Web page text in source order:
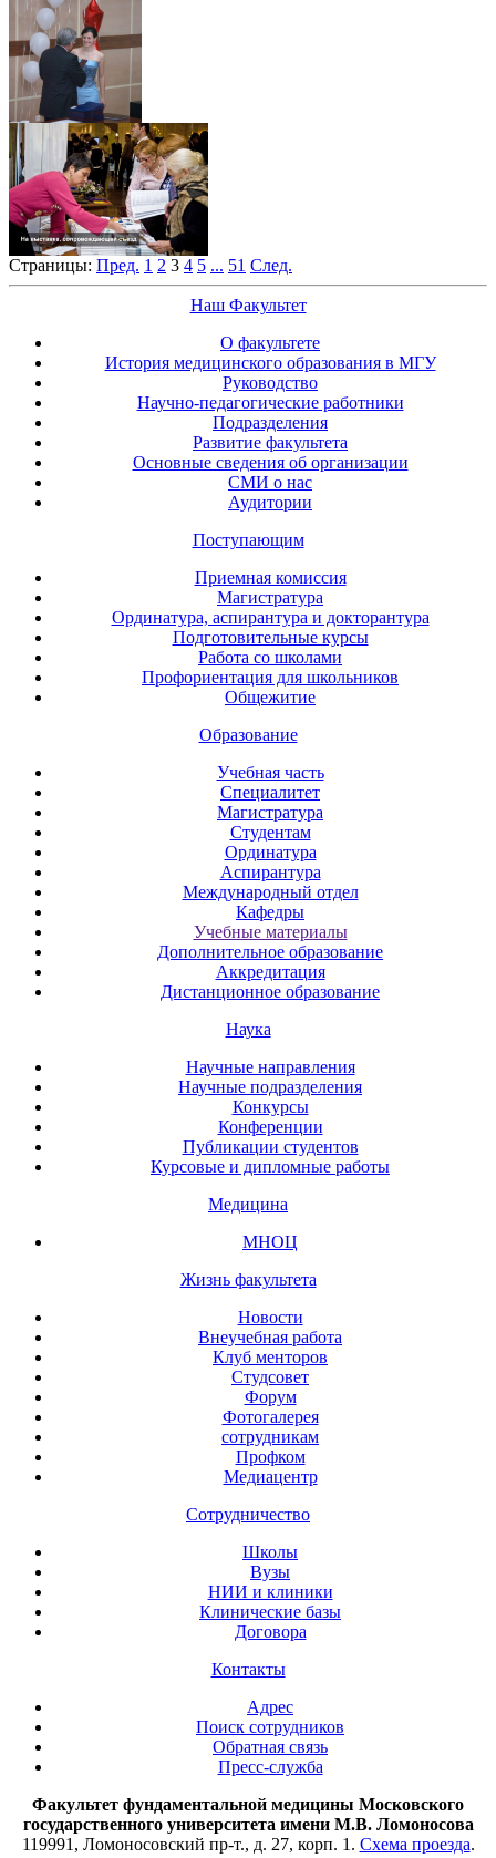
Страницы: Пред. 1 2 3 4 5 ... 51 След.
Наш Факультет
О факультете
История медицинского образования в МГУ
Руководство
Научно-педагогические работники
Подразделения
Развитие факультета
Основные сведения об организации
СМИ о нас
Аудитории
Поступающим
Приемная комиссия
Магистратура
Ординатура, аспирантура и докторантура
Подготовительные курсы
Работа со школами
Профориентация для школьников
Общежитие
Образование
Учебная часть
Специалитет
Магистратура
Студентам
Ординатура
Аспирантура
Международный отдел
Кафедры
Учебные материалы
Дополнительное образование
Аккредитация
Дистанционное образование
Наука
Научные направления
Научные подразделения
Конкурсы
Конференции
Публикации студентов
Курсовые и дипломные работы
Медицина
МНОЦ
Жизнь факультета
Новости
Внеучебная работа
Клуб менторов
Студсовет
Форум
Фотогалерея
сотрудникам
Профком
Медиацентр
Сотрудничество
Школы
Вузы
НИИ и клиники
Клинические базы
Договора
Контакты
Адрес
Поиск сотрудников
Обратная связь
Пресс-служба
Факультет фундаментальной медицины Московского
государственного университета имени М.В. Ломоносова
119991, Ломоносовский пр-т., д. 27, корп. 1. Схема проезда.